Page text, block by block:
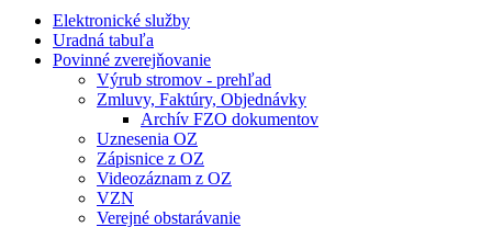
Elektronické služby
Uradná tabuľa
Povinné zverejňovanie
Výrub stromov - prehľad
Zmluvy, Faktúry, Objednávky
Archív FZO dokumentov
Uznesenia OZ
Zápisnice z OZ
Videozáznam z OZ
VZN
Verejné obstarávanie